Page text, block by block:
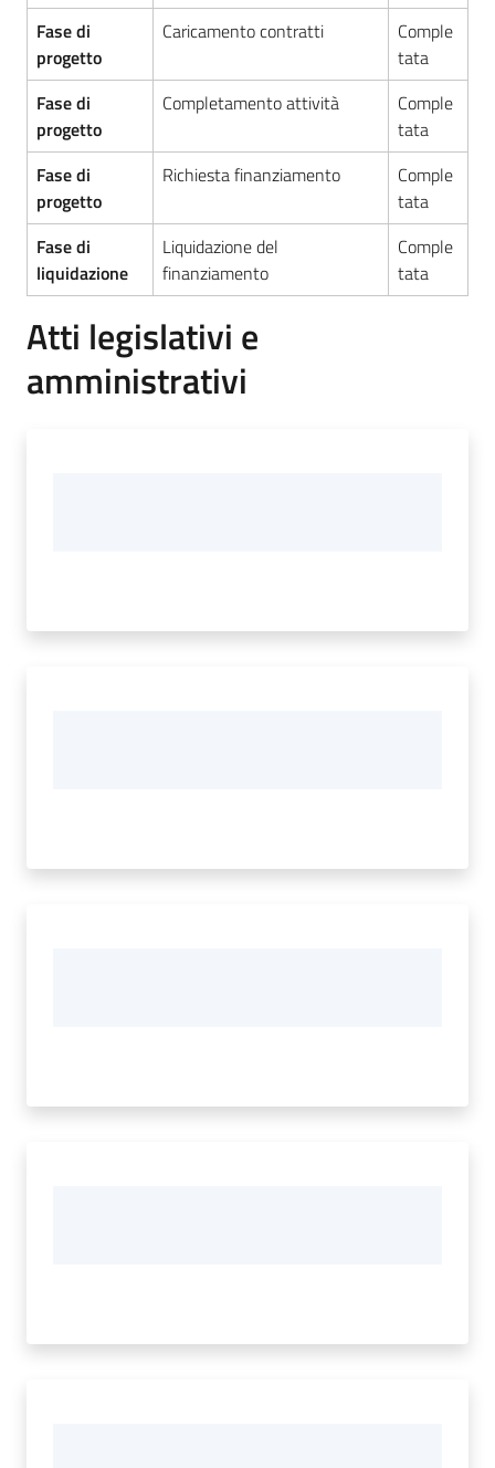
Fase di
progetto
Caricamento contratti
Comple
tata
Fase di
progetto
Completamento attività
Comple
tata
Fase di
progetto
Richiesta finanziamento
Comple
tata
Fase di
liquidazione
Liquidazione del
finanziamento
Comple
tata
Atti legislativi e
amministrativi